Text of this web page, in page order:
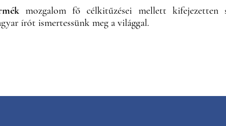
mozgalom fő célkitűzései mellett
írót ismertessünk meg a világgal.